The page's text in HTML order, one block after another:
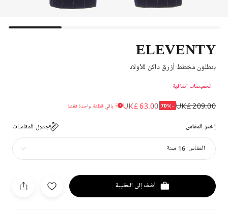
ELEVENTY
بنطلون مخطط أزرق داكن للأولاد
تخفيضات إضافية
UK£ 209.00
-70%
UK£ 63.00 باقي قطعة واحدة فقط!
إختر المقاس جدول المقاسات
المقاس: 16 سنة
أضف إلى الحقيبة